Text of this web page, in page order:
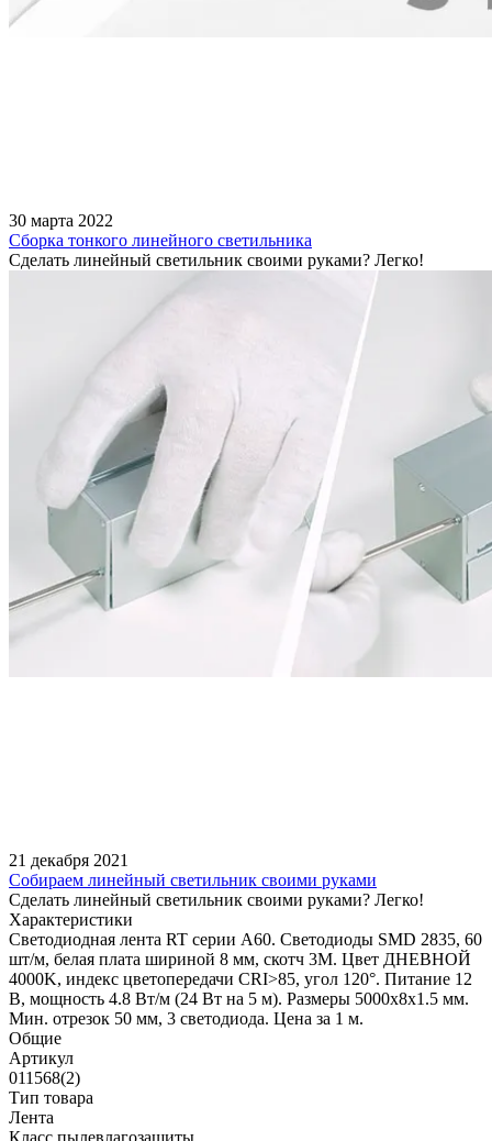
30 марта 2022
Сборка тонкого линейного светильника
Сделать линейный светильник своими руками? Легко!
21 декабря 2021
Собираем линейный светильник своими руками
Сделать линейный светильник своими руками? Легко!
Характеристики
Светодиодная лента RT серии A60. Светодиоды SMD 2835, 60
шт/м, белая плата шириной 8 мм, скотч 3M. Цвет ДНЕВНОЙ
4000K, индекс цветопередачи CRI>85, угол 120°. Питание 12
В, мощность 4.8 Вт/м (24 Вт на 5 м). Размеры 5000x8x1.5 мм.
Мин. отрезок 50 мм, 3 светодиода. Цена за 1 м.
Общие
Артикул
011568(2)
Тип товара
Лента
Класс пылевлагозащиты